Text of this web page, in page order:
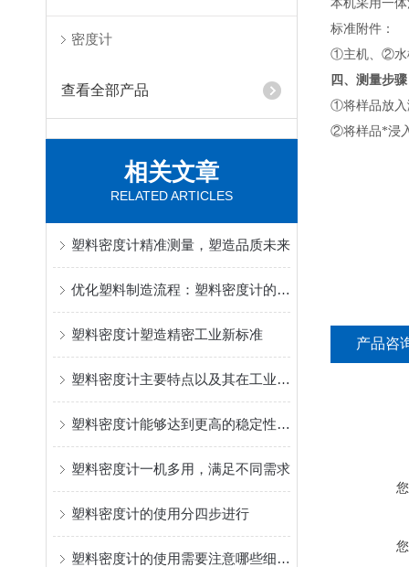
密度计
查看全部产品
相关文章
RELATED ARTICLES
塑料密度计精准测量，塑造品质未来
优化塑料制造流程：塑料密度计的作用与重要性
塑料密度计塑造精密工业新标准
塑料密度计主要特点以及其在工业中的应用
塑料密度计能够达到更高的稳定性和可靠性
塑料密度计一机多用，满足不同需求
塑料密度计的使用分四步进行
塑料密度计的使用需要注意哪些细节？
本机采用一
标准附件：
①主机、②水
四、测量步
①将样品放入
②将样品*浸
产品咨